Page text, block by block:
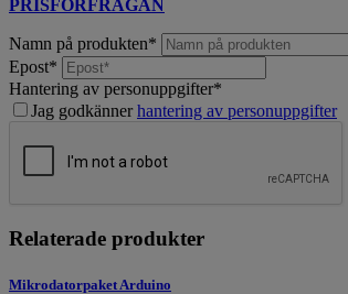
PRISFÖRFRÅGAN
Namn på produkten*
Epost*
Hantering av personuppgifter*
Jag godkännerhantering av personuppgifter
Relaterade produkter
Mikrodatorpaket Arduino